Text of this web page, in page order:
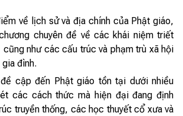
về lịch sử và địa chính của Phật giáo,
chuyên đề về các khái niệm triết
như các cấu trúc và phạm trù xã hội
đình.
cập đến Phật giáo tồn tại dưới nhiều
các cách thức mà hiện đại đang định
truyền thống, các học thuyết cổ xưa và